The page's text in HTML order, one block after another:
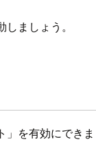
ましょう。
を有効にで